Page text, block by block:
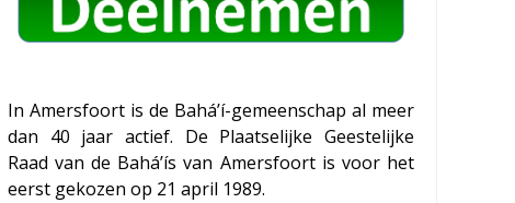
In Amersfoort is de Bahá’í-gemeenschap al meer
dan 40 jaar actief. De Plaatselijke Geestelijke
Raad van de Bahá’ís van Amersfoort is voor het
eerst gekozen op 21 april 1989.